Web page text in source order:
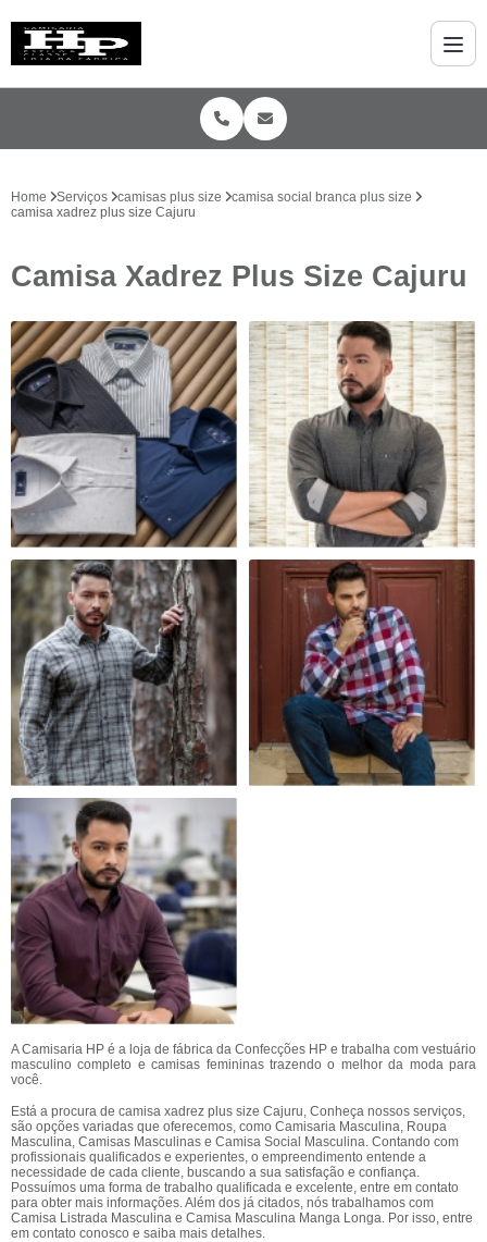
Home Serviços camisas plus size
camisa social branca plus size
camisa xadrez plus size Cajuru
Camisa Xadrez Plus Size Cajuru
A Camisaria HP é a loja de fábrica da Confecções HP e trabalha com vestuário
masculino completo e camisas femininas trazendo o melhor da moda para
você.
Está a procura de camisa xadrez plus size Cajuru, Conheça nossos serviços,
são opções variadas que oferecemos, como Camisaria Masculina, Roupa
Masculina, Camisas Masculinas e Camisa Social Masculina. Contando com
profissionais qualificados e experientes, o empreendimento entende a
necessidade de cada cliente, buscando a sua satisfação e confiança.
Possuímos uma forma de trabalho qualificada e excelente, entre em contato
para obter mais informações. Além dos já citados, nós trabalhamos com
Camisa Listrada Masculina e Camisa Masculina Manga Longa. Por isso, entre
em contato conosco e saiba mais detalhes.